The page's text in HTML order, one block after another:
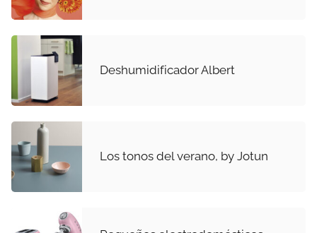
Deshumidificador Albert
Los tonos del verano, by Jotun